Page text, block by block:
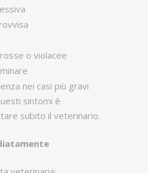
o violacee
nei casi più gravi
sintomi è
subito il veterinario.